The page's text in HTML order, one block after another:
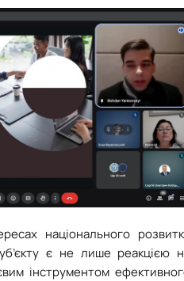
національного
є не лише реакцією
інструментом